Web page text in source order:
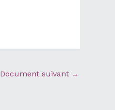
Document suivant →